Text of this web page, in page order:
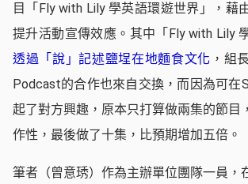
目「Fly with Lily 學英語環遊世界」，藉
提升活動宣傳效應。其中「Fly with Lily
透過「說」記述鹽埕在地麵食文化 ，組
Podcast的合作也來自交換，而因為可在
起了對方興趣，原本只打算做兩集的節目
作性，最後做了十集，比預期增加五倍。
筆者（曾意琇）作為主辦單位團隊一員，